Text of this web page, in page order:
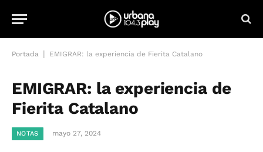
Portada EMIGRAR: la experiencia de Fierita Catalano
EMIGRAR: la experiencia de
Fierita Catalano
NOTAS mayo 27, 2024